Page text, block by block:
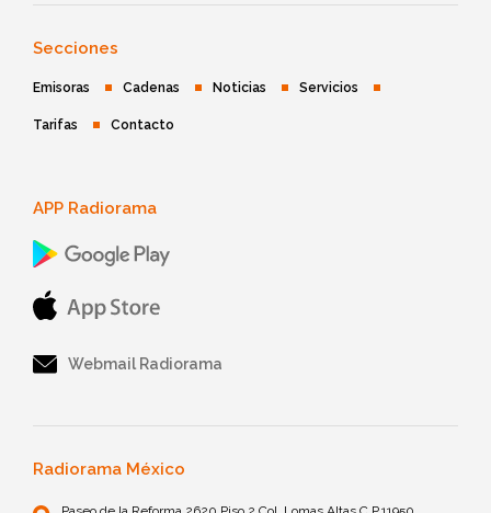
Secciones
Emisoras Cadenas Noticias Servicios
Tarifas Contacto
APP Radiorama
Webmail Radiorama
Radiorama México